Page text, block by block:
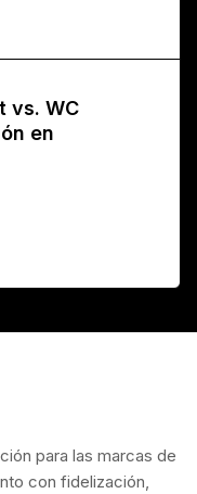
vs. WC
en
para las marcas de
con fidelización,